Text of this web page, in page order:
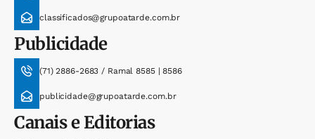
classificados@grupoatarde.com.br
Publicidade
(71) 2886-2683 / Ramal 8585 | 8586
publicidade@grupoatarde.com.br
Canais e Editorias